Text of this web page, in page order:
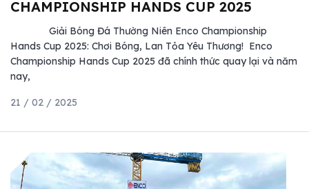
CHAMPIONSHIP HANDS CUP 2025
Giải Bóng Đá Thường Niên Enco Championship
Hands Cup 2025: Chơi Bóng, Lan Tỏa Yêu Thương! Enco
Championship Hands Cup 2025 đã chính thức quay lại và năm
nay,
21 / 02 / 2025